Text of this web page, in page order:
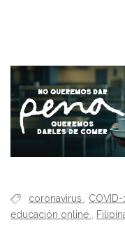
coronavirus COVID-
educación online